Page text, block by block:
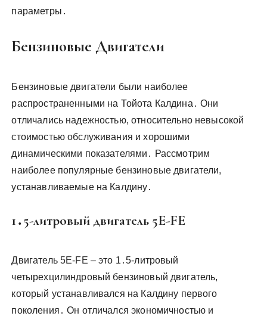
параметры․
Бензиновые Двигатели
Бензиновые двигатели были наиболее
распространенными на Тойота Калдина․ Они
отличались надежностью, относительно невысокой
стоимостью обслуживания и хорошими
динамическими показателями․ Рассмотрим
наиболее популярные бензиновые двигатели,
устанавливаемые на Калдину․
1․5-литровый двигатель 5E-FE
Двигатель 5E-FE – это 1․5-литровый
четырехцилиндровый бензиновый двигатель,
который устанавливался на Калдину первого
поколения․ Он отличался экономичностью и